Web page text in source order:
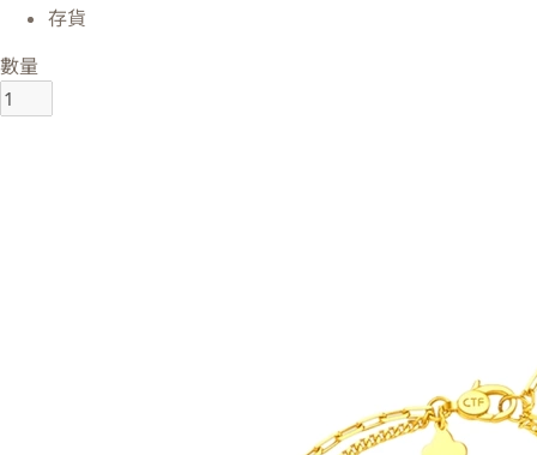
存貨
數量